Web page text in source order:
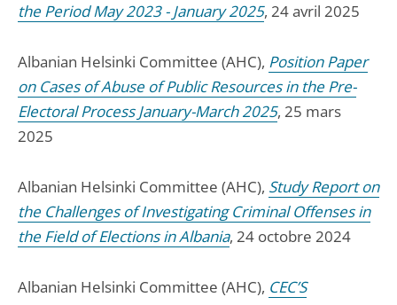
the Period May 2023 - January 2025, 24 avril 2025
Albanian Helsinki Committee (AHC), Position Paper
on Cases of Abuse of Public Resources in the Pre-
Electoral Process January-March 2025, 25 mars
2025
Albanian Helsinki Committee (AHC), Study Report on
the Challenges of Investigating Criminal Offenses in
the Field of Elections in Albania, 24 octobre 2024
Albanian Helsinki Committee (AHC), CEC’S